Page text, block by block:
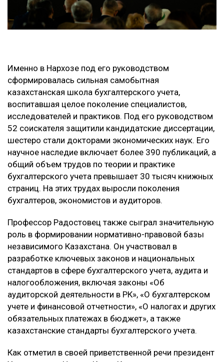
Именно в Нархозе под его руководством
сформировалась сильная самобытная
казахстанская школа бухгалтерского учета,
воспитавшая целое поколение специалистов,
исследователей и практиков. Под его руководством
52 соискателя защитили кандидатские диссертации,
шестеро стали докторами экономических наук. Его
научное наследие включает более 390 публикаций, а
общий объем трудов по теории и практике
бухгалтерского учета превышает 30 тысяч книжных
страниц. На этих трудах выросли поколения
бухгалтеров, экономистов и аудиторов.
Профессор Радостовец также сыграл значительную
роль в формировании нормативно-правовой базы
независимого Казахстана. Он участвовал в
разработке ключевых законов и национальных
стандартов в сфере бухгалтерского учета, аудита и
налогообложения, включая законы «Об
аудиторской деятельности в РК», «О бухгалтерском
учете и финансовой отчетности», «О налогах и других
обязательных платежах в бюджет», а также
казахстанские стандарты бухгалтерского учета.
Как отметил в своей приветственной речи президент